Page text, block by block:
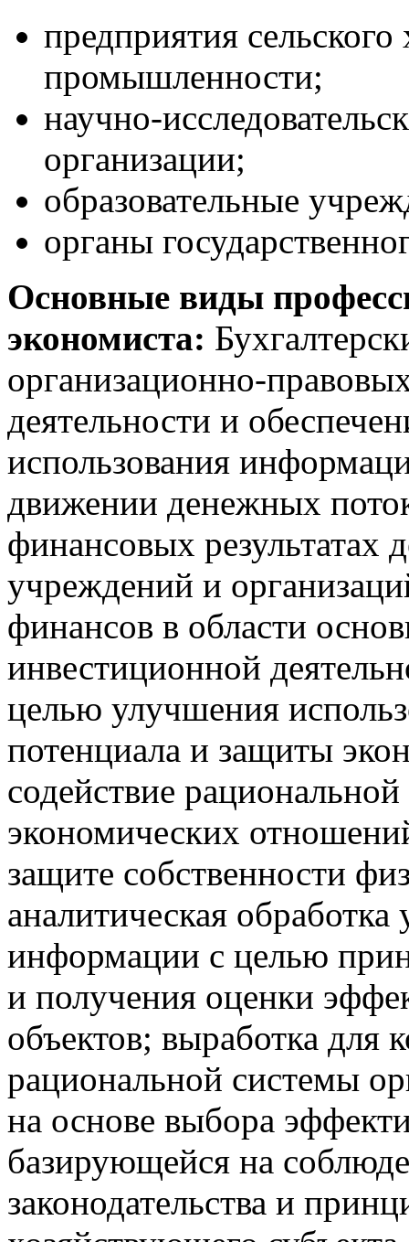
предприятия
промышленности;
научно-
организации;
образовательные
органы
Основные виды
экономиста:
организационно-
деятельности и
использования
движении денежных
финансовых результатах
учреждений и
финансов в области
инвестиционной
целью улучшения
потенциала и защиты
содействие
экономических
защите собственности
аналитическая
информации с целью
и получения оценки
объектов; выработка для
рациональной системы
на основе выбора
базирующейся на
законодательства и